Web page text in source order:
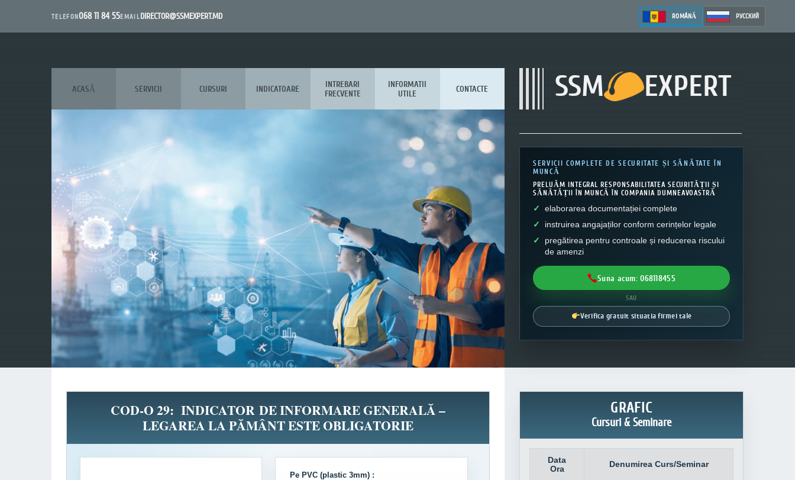
TELEFON068 11 84 55EMAILDIRECTOR@SSMEXPERT.MD ROMÂNĂ РУССКИЙ
SSM EXPERT
ACASĂ SERVICII CURSURI INDICATOARE
INTREBARI
FRECVENTE
INFORMATII
UTILE
CONTACTE
SERVICII COMPLETE DE SECURITATE ȘI SĂNĂTATE ÎN
MUNCĂ
PRELUĂM INTEGRAL RESPONSABILITATEA SECURITĂȚII ȘI
SĂNĂTĂȚII ÎN MUNCĂ ÎN COMPANIA DUMNEAVOASTRĂ
elaborarea documentației complete
instruirea angajaților conform cerințelor legale
pregătirea pentru controale și reducerea riscului
de amenzi
Suna acum: 068118455
SAU
Verifica gratuit situatia firmei tale
COD-O 29: INDICATOR DE INFORMARE GENERALĂ –
LEGAREA LA PĂMÂNT ESTE OBLIGATORIE
Pe PVC (plastic 3mm) :
GRAFIC
Cursuri & Seminare
Data
Ora
Denumirea Curs/Seminar